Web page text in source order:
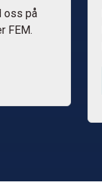
oss på
FEM.